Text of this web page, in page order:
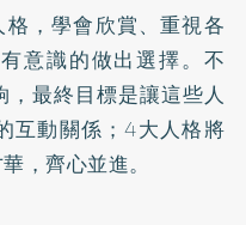
，學會欣賞、重視各
意識的做出選擇。不
最終目標是讓這些人
互動關係；4大人格將
，齊心並進。